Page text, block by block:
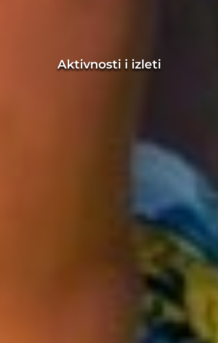
Aktivnosti i izleti